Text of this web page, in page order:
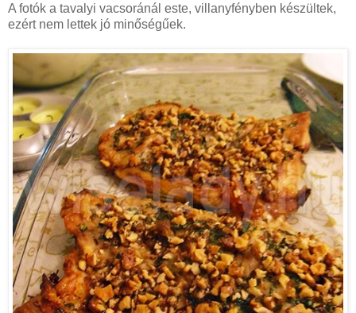
A fotók a tavalyi vacsoránál este, villanyfényben készültek,
ezért nem lettek jó minőségűek.